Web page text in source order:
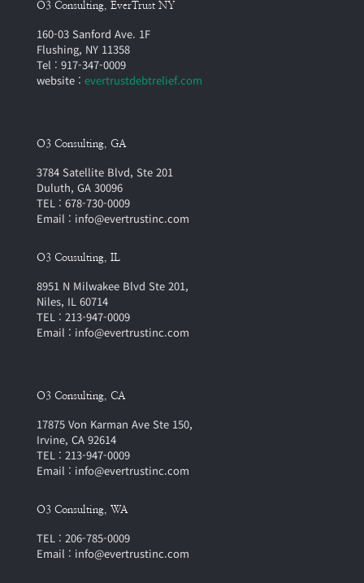
O3 Consulting, EverTrust NY
160-03 Sanford Ave. 1F
Flushing, NY 11358
Tel : 917-347-0009
website : evertrustdebtrelief.com
O3 Consulting, GA
3784 Satellite Blvd, Ste 201
Duluth, GA 30096
TEL : 678-730-0009
Email : info@evertrustinc.com
O3 Cousulting, IL
8951 N Milwakee Blvd Ste 201,
Niles, IL 60714
TEL : 213-947-0009
Email : info@evertrustinc.com
O3 Consulting, CA
17875 Von Karman Ave Ste 150,
Irvine, CA 92614
TEL : 213-947-0009
Email : info@evertrustinc.com
O3 Consulting, WA
TEL : 206-785-0009
Email : info@evertrustinc.com